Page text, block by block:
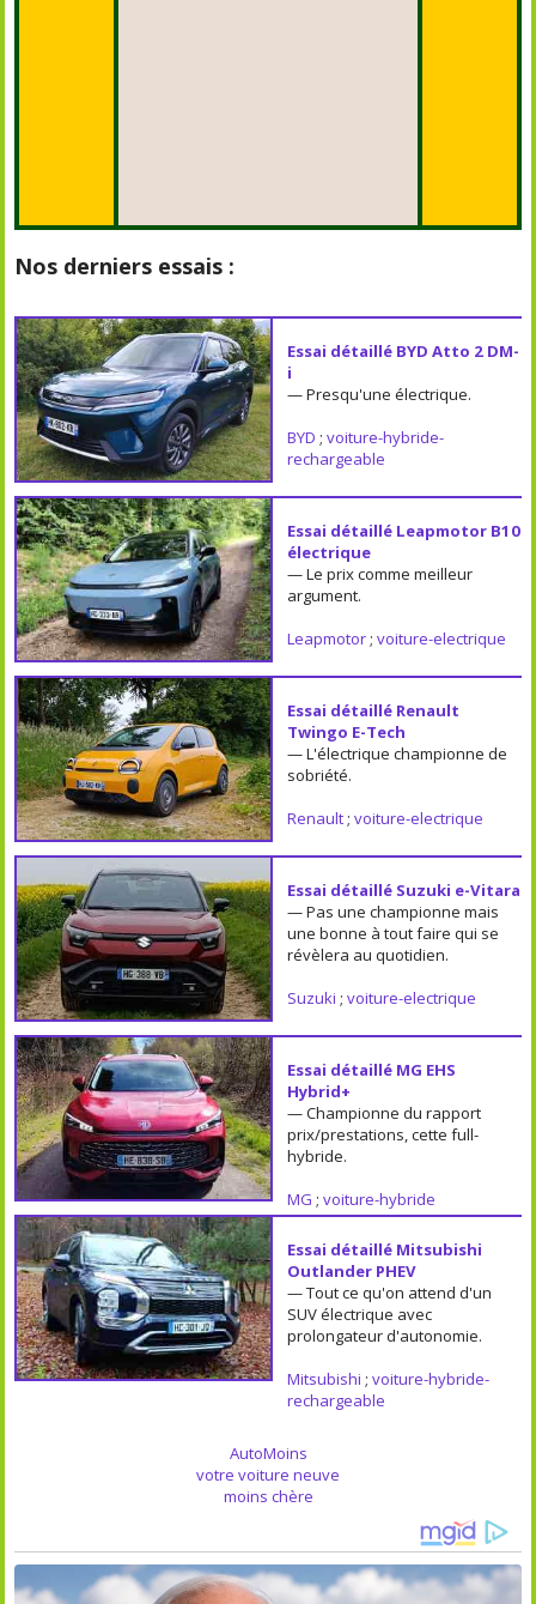
Nos derniers essais :
Essai détaillé BYD Atto 2 DM-
i
— Presqu'une électrique.
BYD ; voiture-hybride-
rechargeable
Essai détaillé Leapmotor B10
électrique
— Le prix comme meilleur
argument.
Leapmotor ; voiture-electrique
Essai détaillé Renault
Twingo E-Tech
— L'électrique championne de
sobriété.
Renault ; voiture-electrique
Essai détaillé Suzuki e-Vitara
— Pas une championne mais
une bonne à tout faire qui se
révèlera au quotidien.
Suzuki ; voiture-electrique
Essai détaillé MG EHS
Hybrid+
— Championne du rapport
prix/prestations, cette full-
hybride.
MG ; voiture-hybride
Essai détaillé Mitsubishi
Outlander PHEV
— Tout ce qu'on attend d'un
SUV électrique avec
prolongateur d'autonomie.
Mitsubishi ; voiture-hybride-
rechargeable
AutoMoins
votre voiture neuve
moins chère